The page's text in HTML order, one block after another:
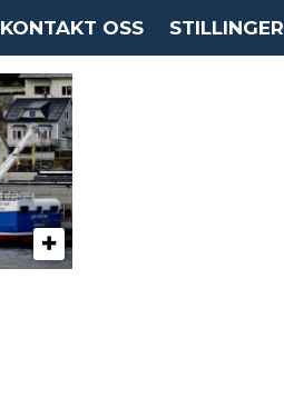
KONTAKT OSS STILLINGER